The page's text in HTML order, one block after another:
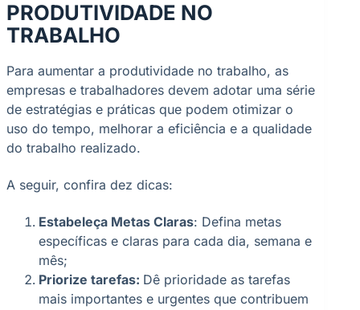
PRODUTIVIDADE NO
TRABALHO
Para aumentar a produtividade no trabalho, as
empresas e trabalhadores devem adotar uma série
de estratégias e práticas que podem otimizar o
uso do tempo, melhorar a eficiência e a qualidade
do trabalho realizado.
A seguir, confira dez dicas:
Estabeleça Metas Claras: Defina metas
específicas e claras para cada dia, semana e
mês;
Priorize tarefas: Dê prioridade as tarefas
mais importantes e urgentes que contribuem